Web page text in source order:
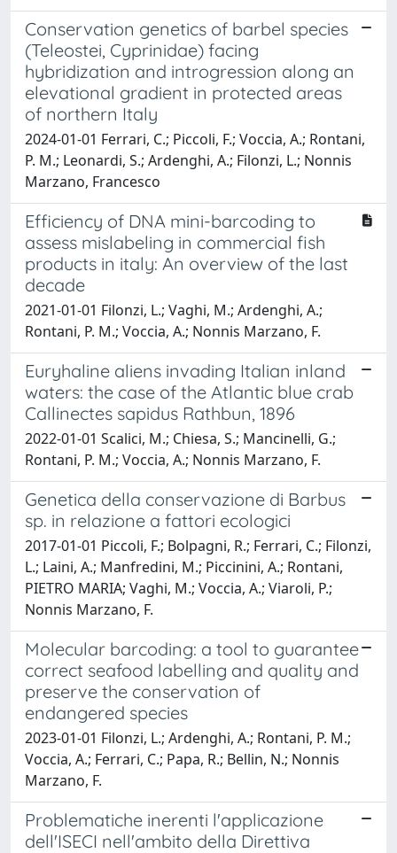
Conservation genetics of barbel species
(Teleostei, Cyprinidae) facing
hybridization and introgression along an
elevational gradient in protected areas
of northern Italy
2024-01-01 Ferrari, C.; Piccoli, F.; Voccia, A.; Rontani,
P. M.; Leonardi, S.; Ardenghi, A.; Filonzi, L.; Nonnis
Marzano, Francesco
Efficiency of DNA mini-barcoding to
assess mislabeling in commercial fish
products in italy: An overview of the last
decade
2021-01-01 Filonzi, L.; Vaghi, M.; Ardenghi, A.;
Rontani, P. M.; Voccia, A.; Nonnis Marzano, F.
Euryhaline aliens invading Italian inland
waters: the case of the Atlantic blue crab
Callinectes sapidus Rathbun, 1896
2022-01-01 Scalici, M.; Chiesa, S.; Mancinelli, G.;
Rontani, P. M.; Voccia, A.; Nonnis Marzano, F.
Genetica della conservazione di Barbus
sp. in relazione a fattori ecologici
2017-01-01 Piccoli, F.; Bolpagni, R.; Ferrari, C.; Filonzi,
L.; Laini, A.; Manfredini, M.; Piccinini, A.; Rontani,
PIETRO MARIA; Vaghi, M.; Voccia, A.; Viaroli, P.;
Nonnis Marzano, F.
Molecular barcoding: a tool to guarantee
correct seafood labelling and quality and
preserve the conservation of
endangered species
2023-01-01 Filonzi, L.; Ardenghi, A.; Rontani, P. M.;
Voccia, A.; Ferrari, C.; Papa, R.; Bellin, N.; Nonnis
Marzano, F.
Problematiche inerenti l'applicazione
dell'ISECI nell'ambito della Direttiva